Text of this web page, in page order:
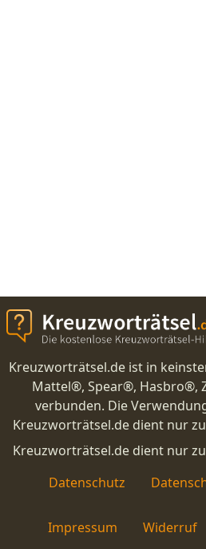
Kreuzworträtsel.de ist in
Mattel®, Spear®, Hasbro®,
verbunden. Die
Kreuzworträtsel.de dient nur
Kreuzworträtsel.de dient nur
Datenschutz
Impressum Widerruf